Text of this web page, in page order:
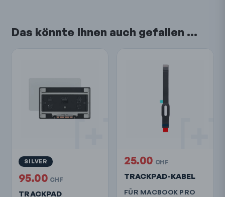
Das könnte Ihnen auch gefallen …
TRACKPAD
SILVER
95.00 CHF TRACKPAD-KABEL
FÜR MACBOOK PRO
25.00 CHF